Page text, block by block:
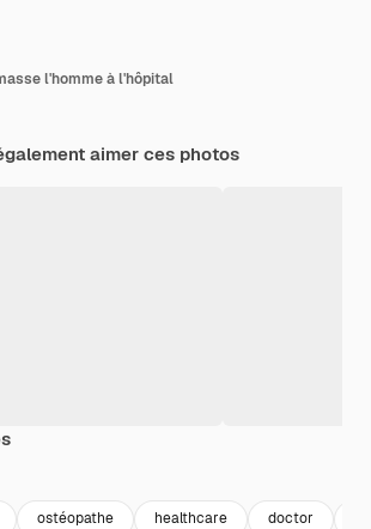
l'homme à l'hôpital
aimer ces photos
ostéopathe healthcare doctor